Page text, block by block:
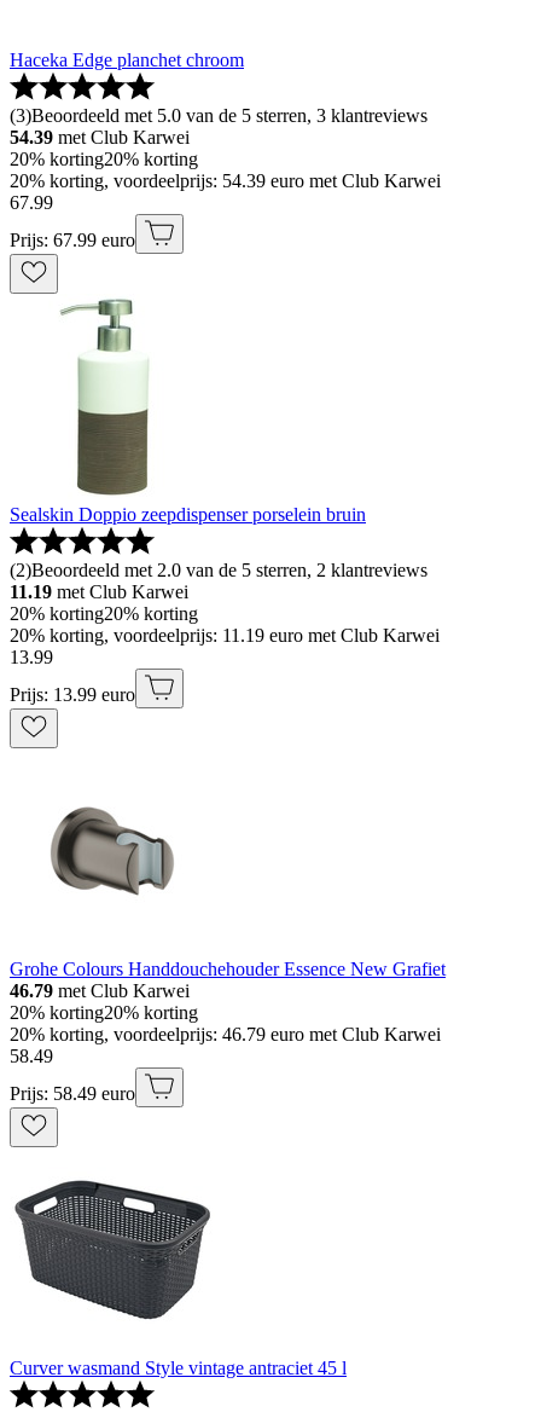
Haceka Edge planchet chroom
(3)Beoordeeld met 5.0 van de 5 sterren, 3 klantreviews
54.39 met Club Karwei
20% korting20% korting
20% korting, voordeelprijs: 54.39 euro met Club Karwei
67.99
Prijs: 67.99 euro
Sealskin Doppio zeepdispenser porselein bruin
(2)Beoordeeld met 2.0 van de 5 sterren, 2 klantreviews
11.19 met Club Karwei
20% korting20% korting
20% korting, voordeelprijs: 11.19 euro met Club Karwei
13.99
Prijs: 13.99 euro
Grohe Colours Handdouchehouder Essence New Grafiet
46.79 met Club Karwei
20% korting20% korting
20% korting, voordeelprijs: 46.79 euro met Club Karwei
58.49
Prijs: 58.49 euro
Curver wasmand Style vintage antraciet 45 l